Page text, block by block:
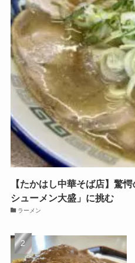
【たかはし中華そば店】驚
シューメン大盛」に挑む
ラーメン